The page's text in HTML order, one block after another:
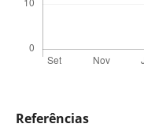
Referências